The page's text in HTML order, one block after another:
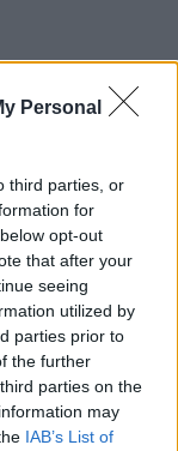
Personal
third parties, or
for
opt-out
that after your
seeing
utilized by
parties prior to
the further
parties on the
may
IAB’s List of